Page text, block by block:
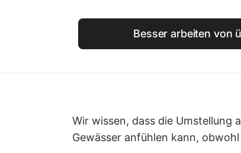
Besser arbeiten von
Wir wissen, dass die Umstellung
Gewässer anfühlen kann,